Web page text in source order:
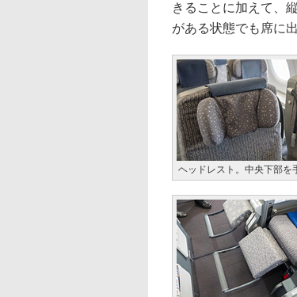
きることに加えて、
がある状態でも席に
ヘッドレスト。中央下部を